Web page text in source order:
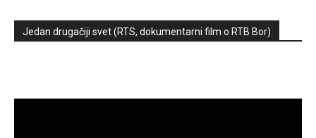
Jedan drugačiji svet (RTS, dokumentarni film o RTB Bor)